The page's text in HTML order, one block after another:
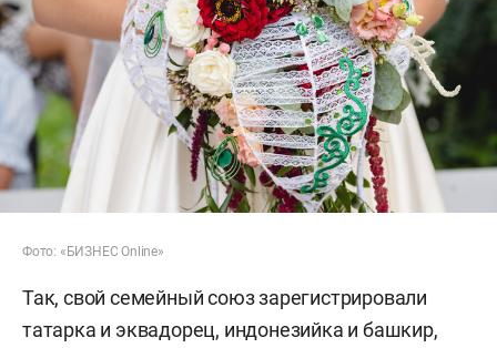
Фото: «БИЗНЕС Online»
Так, свой семейный союз зарегистрировали
татарка и эквадорец, индонезийка и башкир,